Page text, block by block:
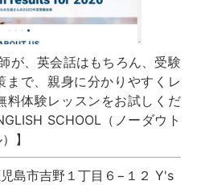
が、英会話はもちろん、受験
まで、親身に分かりやすくレ
料体験レッスンをお試しくだ
SCHOOL（ノーダウト
】
島市吉野１丁目６−１２ Y's